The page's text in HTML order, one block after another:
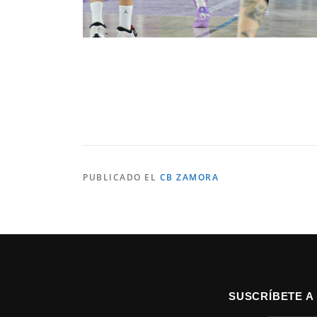
PUBLICADO EL CB ZAMORA
SUSCRÍBETE